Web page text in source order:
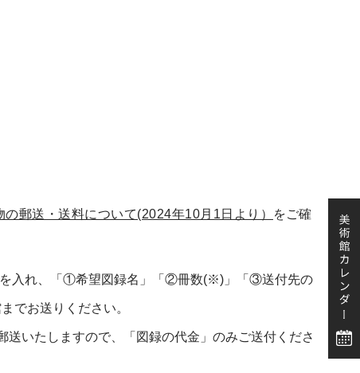
の郵送・送料について(2024年10月1日より） をご確
入れ、「①希望図録名」「②冊数(※)」「③送付先の
でお送りください。
いたしますので、「図録の代金」のみご送付くださ